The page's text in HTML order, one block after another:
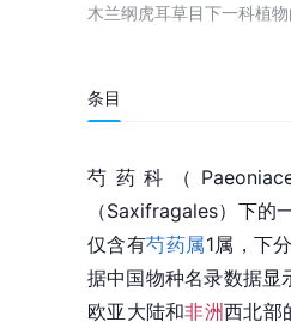
木兰纲虎耳草目下一科植
条目
芍药科
（
（Saxifragales）下的
仅含有芍药属1属，下
据中国物种名录数据
欧亚大陆和非洲西北部